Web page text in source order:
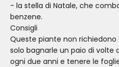
- la stella di Natale, che
benzene.
Consigli
Queste piante non richiedono
solo bagnarle un paio di volte
ogni due anni e tenere le